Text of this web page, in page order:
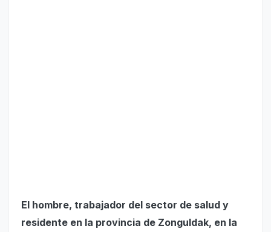
El hombre, trabajador del sector de salud y
residente en la provincia de Zonguldak, en la